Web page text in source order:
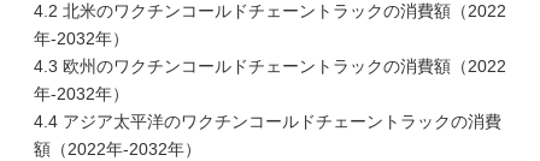
4.2 北米のワクチンコールドチェーントラックの消費額（2022
年-2032年）
4.3 欧州のワクチンコールドチェーントラックの消費額（2022
年-2032年）
4.4 アジア太平洋のワクチンコールドチェーントラックの消費
額（2022年-2032年）